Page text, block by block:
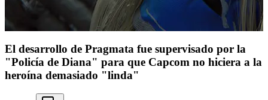
El desarrollo de Pragmata fue supervisado por la
"Policía de Diana" para que Capcom no hiciera a la
heroína demasiado "linda"